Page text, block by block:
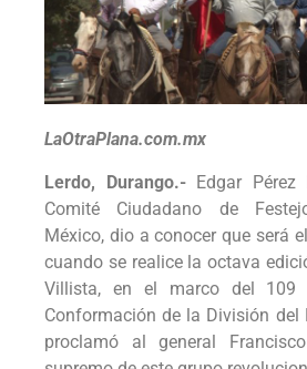
LaOtraPlana.com.mx
Lerdo, Durango.-Edgar Pérez
Comité Ciudadano de
México, dio a conocer que será
cuando se realice la octava
Villista, en el marco del 109
Conformación de la División del
proclamó al general